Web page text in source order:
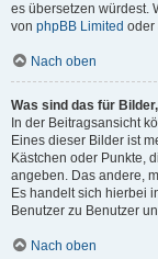
es übersetzen würdest.
von phpBB Limited oder
Nach oben
Was sind das für
In der Beitragsansicht
Eines dieser Bilder ist
Kästchen oder Punkte,
angeben. Das andere,
Es handelt sich hierbei
Benutzer zu Benutzer
Nach oben